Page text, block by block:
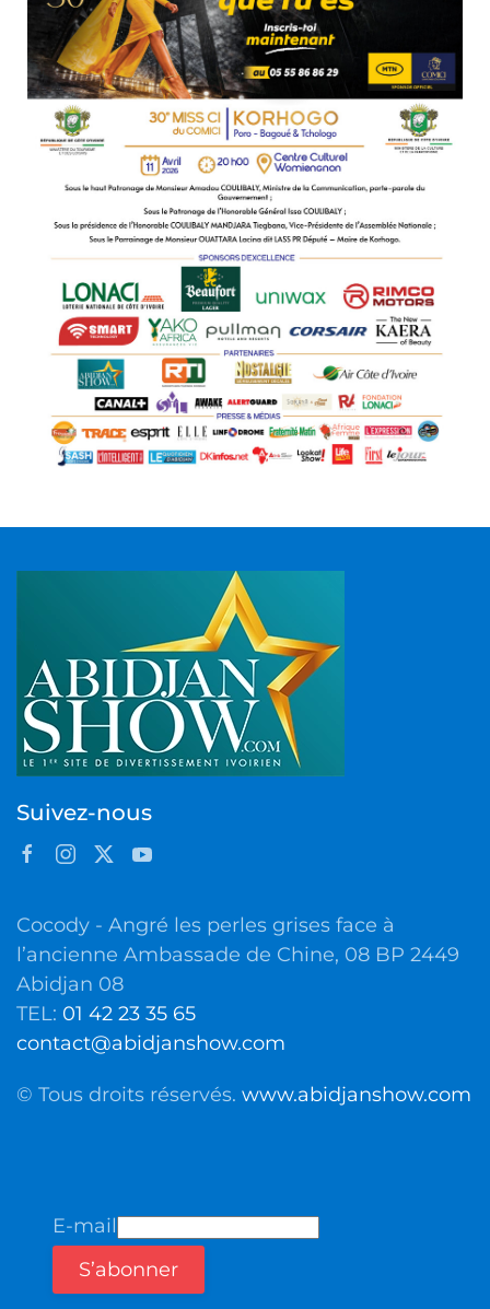
Suivez-nous
Cocody - Angré les perles grises face à
l’ancienne Ambassade de Chine, 08 BP 2449
Abidjan 08
TEL: 01 42 23 35 65
contact@abidjanshow.com
© Tous droits réservés. www.abidjanshow.com
E-mail
S’abonner